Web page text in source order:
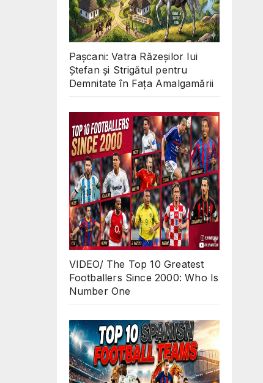
Pașcani: Vatra Răzeșilor lui
Ștefan și Strigătul pentru
Demnitate în Fața Amalgamării
VIDEO/ The Top 10 Greatest
Footballers Since 2000: Who Is
Number One